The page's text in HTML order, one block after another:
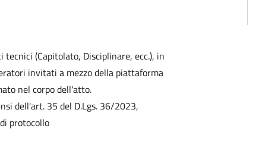
(Capitolato, Disciplinare, ecc.), in
invitati a mezzo della piattaforma
nel corpo dell'atto.
dell'art. 35 del D.Lgs. 36/2023,
protocollo